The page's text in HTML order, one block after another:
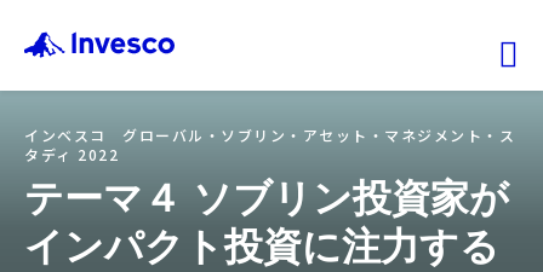
ファンド情報
マーケット情報
インベスコ グローバル・ソブリン・アセット・マネジメント・ス
タディ 2022
テーマ４ ソブリン投資家が
インパクト投資に注力する